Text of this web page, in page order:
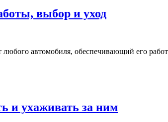
выбор и уход
автомобиля, обеспечивающий его
и ухаживать за ним